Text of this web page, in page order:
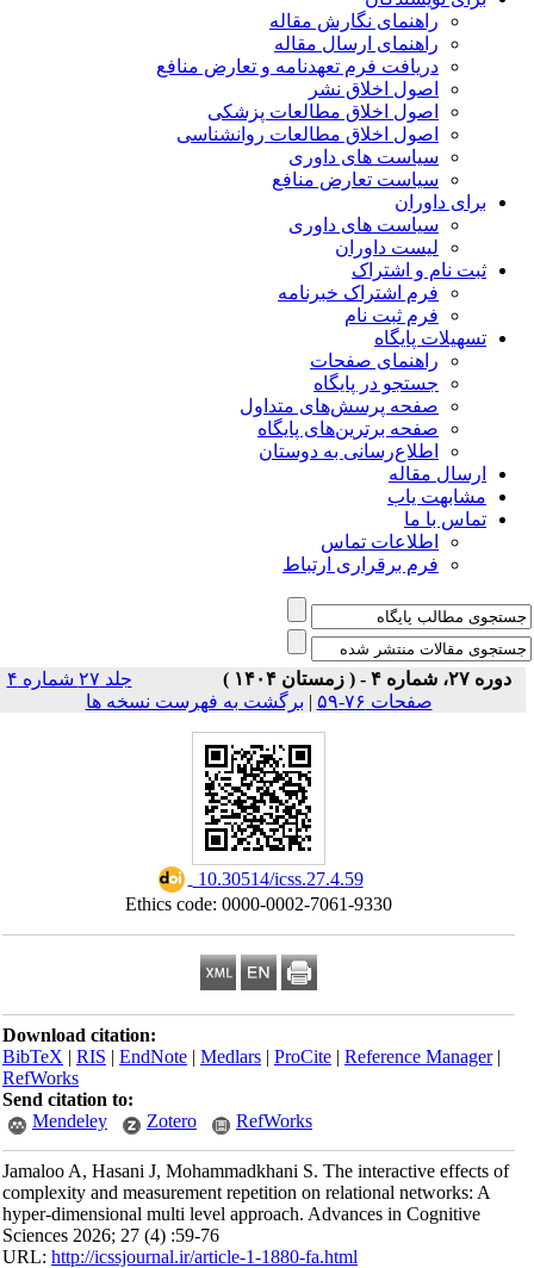
راهنمای نگارش مقاله
راهنمای ارسال مقاله
دریافت فرم تعهدنامه و تعارض منافع
اصول اخلاق نشر
اصول اخلاق مطالعات پزشکی
اصول اخلاق مطالعات روانشناسی
سیاست های داوری
سیاست تعارض منافع
برای داوران
سیاست های داوری
لیست داوران
ثبت نام و اشتراک
فرم اشتراک خبرنامه
فرم ثبت نام
تسهیلات پایگاه
راهنمای صفحات
جستجو در پایگاه
صفحه پرسش‌های متداول
صفحه برترین‌های پایگاه
اطلاع‌رسانی به دوستان
ارسال مقاله
مشابهت یاب
تماس با ما
اطلاعات تماس
فرم برقراری ارتباط
دوره ۲۷، شماره ۴ - ( زمستان ۱۴۰۴ )
جلد ۲۷ شماره ۴
صفحات ۷۶-۵۹
|برگشت به فهرست نسخه ها
‎ 10.30514/icss.27.4.59
Ethics code: 0000-0002-7061-9330
Download citation:
BibTeX|RIS|EndNote|Medlars|ProCite|Reference Manager
RefWorks
Send citation to:
Mendeley
Zotero RefWorks
Jamaloo A, Hasani J, Mohammadkhani S. The interactive effects of
complexity and measurement repetition on relational networks: A
hyper-dimensional multi level approach. Advances in Cognitive
Sciences 2026; 27 (4) :59-76
URL:http://icssjournal.ir/article-1-1880-fa.html